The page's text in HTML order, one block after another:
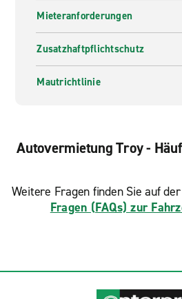
Mieteranforderungen
Zusatzhaftpflichtschutz
Mautrichtlinie
Autovermietung Troy -
Weitere Fragen finden Sie auf
Fragen (FAQs) zur